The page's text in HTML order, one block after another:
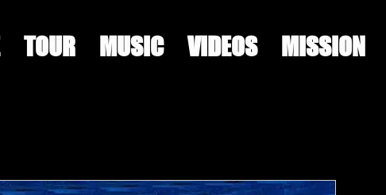
TOUR MUSIC VIDEOS MISSION